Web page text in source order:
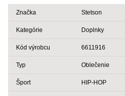
Značka Stetson
Kategórie Doplnky
Kód výrobcu 6611916
Typ Oblečenie
Šport HIP-HOP